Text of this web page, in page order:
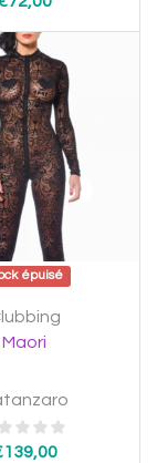
épuisé
Maori
139,00